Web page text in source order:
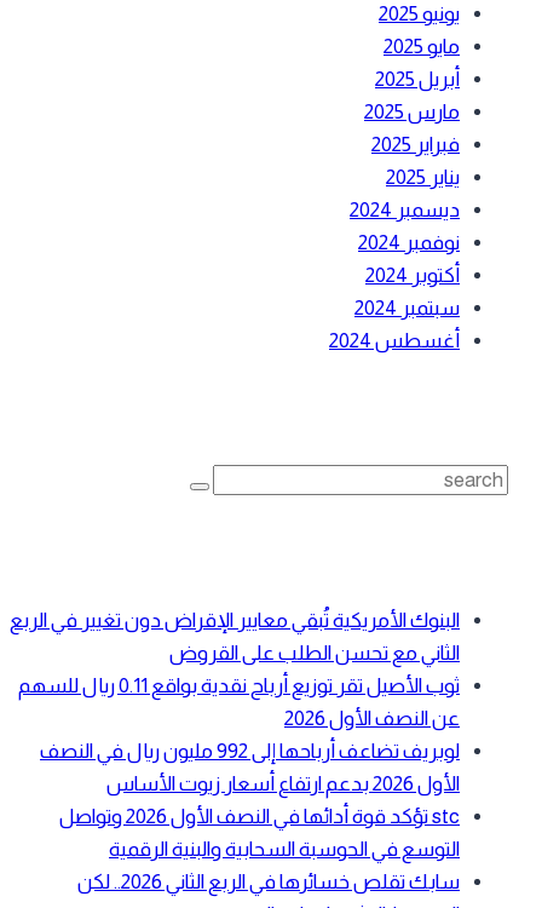
يونيو 2025
مايو 2025
أبريل 2025
مارس 2025
فبراير 2025
يناير 2025
ديسمبر 2024
نوفمبر 2024
أكتوبر 2024
سبتمبر 2024
أغسطس 2024
Search
البنوك الأمريكية تُبقي معايير الإقراض دون تغيير في الربع
الثاني مع تحسن الطلب على القروض
ثوب الأصيل تقر توزيع أرباح نقدية بواقع 0.11 ريال للسهم
عن النصف الأول 2026
لوبريف تضاعف أرباحها إلى 992 مليون ريال في النصف
الأول 2026 بدعم ارتفاع أسعار زيوت الأساس
stc تؤكد قوة أدائها في النصف الأول 2026 وتواصل
التوسع في الحوسبة السحابية والبنية الرقمية
سابك تقلص خسائرها في الربع الثاني 2026.. لكن